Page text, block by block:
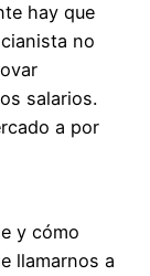
hay que
no
salarios.
a por
y cómo
llamarnos a